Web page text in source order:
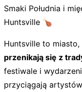
Smaki Południa i
Huntsville 🍗
Huntsville to
przenikają się z
festiwale i
przyciągają